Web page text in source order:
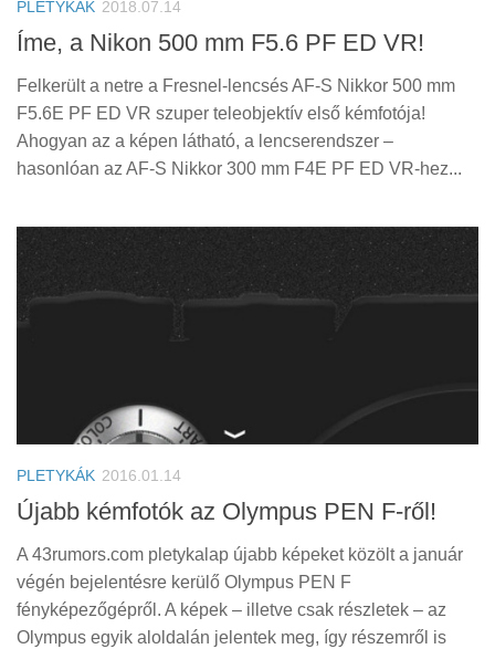
Helyszíni Riport
E-BB
PLETYKÁK 2018.07.14
Íme, a Nikon 500 mm F5.6 PF ED VR!
Felkerült a netre a Fresnel-lencsés AF-S Nikkor 500 mm
F5.6E PF ED VR szuper teleobjektív első kémfotója!
Ahogyan az a képen látható, a lencserendszer –
hasonlóan az AF-S Nikkor 300 mm F4E PF ED VR-hez...
PLETYKÁK 2016.01.14
Újabb kémfotók az Olympus PEN F-ről!
A 43rumors.com pletykalap újabb képeket közölt a január
végén bejelentésre kerülő Olympus PEN F
fényképezőgépről. A képek – illetve csak részletek – az
Olympus egyik aloldalán jelentek meg, így részemről is